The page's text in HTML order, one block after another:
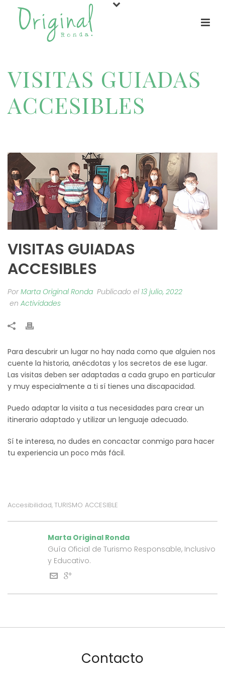
VISITAS GUIADAS
ACCESIBLES
VISITAS GUIADAS
ACCESIBLES
PorMarta Original Ronda Publicado el 13 julio, 2022
en Actividades
Para descubrir un lugar no hay nada como que alguien nos
cuente la historia, anécdotas y los secretos de ese lugar.
Las visitas deben ser adaptadas a cada grupo en particular
y muy especialmente a ti sí tienes una discapacidad.
Puedo adaptar la visita a tus necesidades para crear un
itinerario adaptado y utilizar un lenguaje adecuado.
Sí te interesa, no dudes en concactar conmigo para hacer
tu experiencia un poco más fácil.
Accesibilidad,TURISMO ACCESIBLE
Marta Original Ronda
Guía Oficial de Turismo Responsable, Inclusivo
y Educativo.
Contacto